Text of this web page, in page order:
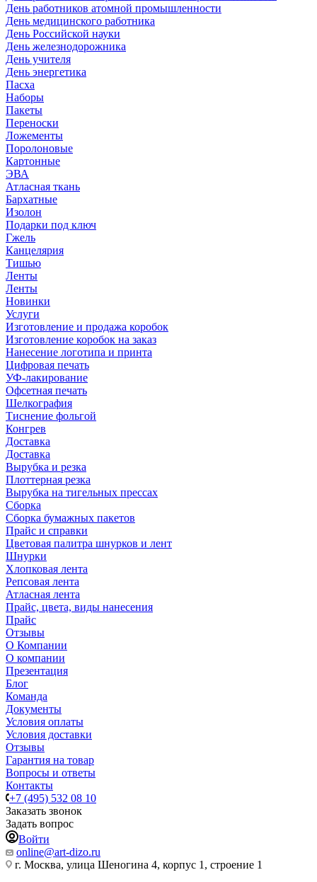
День работников атомной промышленности
День медицинского работника
День Российской науки
День железнодорожника
День учителя
День энергетика
Пасха
Наборы
Пакеты
Переноски
Ложементы
Поролоновые
Картонные
ЭВА
Атласная ткань
Бархатные
Изолон
Подарки под ключ
Гжель
Канцелярия
Тишью
Ленты
Ленты
Новинки
Услуги
Изготовление и продажа коробок
Изготовление коробок на заказ
Нанесение логотипа и принта
Цифровая печать
УФ-лакирование
Офсетная печать
Шелкография
Тиснение фольгой
Конгрев
Доставка
Доставка
Вырубка и резка
Плоттерная резка
Вырубка на тигельных прессах
Сборка
Сборка бумажных пакетов
Прайс и справки
Цветовая палитра шнурков и лент
Шнурки
Хлопковая лента
Репсовая лента
Атласная лента
Прайс, цвета, виды нанесения
Прайс
Отзывы
О Компании
О компании
Презентация
Блог
Команда
Документы
Условия оплаты
Условия доставки
Отзывы
Гарантия на товар
Вопросы и ответы
Контакты
+7 (495) 532 08 10
Заказать звонок
Задать вопрос
Войти
online@art-dizo.ru
г. Москва, улица Шеногина 4, корпус 1, строение 1